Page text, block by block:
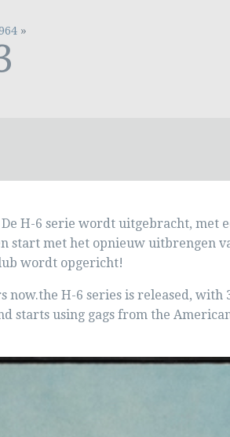
»
H-6 serie wordt uitgebracht, met
start met het opnieuw uitbrengen
wordt opgericht!
H-6 series is released, with
starts using gags from the